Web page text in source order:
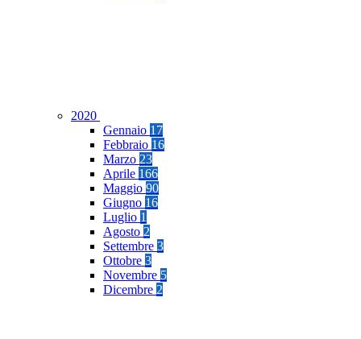
2020
Gennaio 17
Febbraio 16
Marzo 23
Aprile 166
Maggio 90
Giugno 16
Luglio 1
Agosto 2
Settembre 3
Ottobre 3
Novembre 5
Dicembre 2